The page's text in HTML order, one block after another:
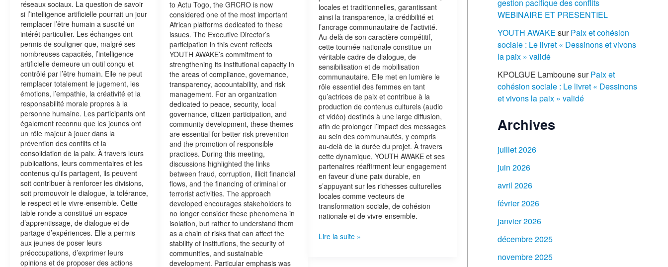
réseaux sociaux. La question de savoir
si l’intelligence artificielle pourrait un jour
remplacer l’être humain a suscité un
intérêt particulier. Les échanges ont
permis de souligner que, malgré ses
nombreuses capacités, l’intelligence
artificielle demeure un outil conçu et
contrôlé par l’être humain. Elle ne peut
remplacer totalement le jugement, les
émotions, l’empathie, la créativité et la
responsabilité morale propres à la
personne humaine. Les participants ont
également reconnu que les jeunes ont
un rôle majeur à jouer dans la
prévention des conflits et la
consolidation de la paix. À travers leurs
publications, leurs commentaires et les
contenus qu’ils partagent, ils peuvent
soit contribuer à renforcer les divisions,
soit promouvoir le dialogue, la tolérance,
le respect et le vivre-ensemble. Cette
table ronde a constitué un espace
d’apprentissage, de dialogue et de
partage d’expériences. Elle a permis
aux jeunes de poser leurs
préoccupations, d’exprimer leurs
opinions et de proposer des actions
to Actu Togo, the GRCRO is now
considered one of the most important
African platforms dedicated to these
issues. The Executive Director’s
participation in this event reflects
YOUTH AWAKE’s commitment to
strengthening its institutional capacity in
the areas of compliance, governance,
transparency, accountability, and risk
management. For an organization
dedicated to peace, security, local
governance, citizen participation, and
community development, these themes
are essential for better risk prevention
and the promotion of responsible
practices. During this meeting,
discussions highlighted the links
between fraud, corruption, illicit financial
flows, and the financing of criminal or
terrorist activities. The approach
developed encourages stakeholders to
no longer consider these phenomena in
isolation, but rather to understand them
as a chain of risks that can affect the
stability of institutions, the security of
communities, and sustainable
development. Particular emphasis was
locales et traditionnelles, garantissant
ainsi la transparence, la crédibilité et
l’ancrage communautaire de l’activité.
Au-delà de son caractère compétitif,
cette tournée nationale constitue un
véritable cadre de dialogue, de
sensibilisation et de mobilisation
communautaire. Elle met en lumière le
rôle essentiel des femmes en tant
qu’actrices de paix et contribue à la
production de contenus culturels (audio
et vidéo) destinés à une large diffusion,
afin de prolonger l’impact des messages
au sein des communautés, y compris
au-delà de la durée du projet. À travers
cette dynamique, YOUTH AWAKE et ses
partenaires réaffirment leur engagement
en faveur d’une paix durable, en
s’appuyant sur les richesses culturelles
locales comme vecteurs de
transformation sociale, de cohésion
nationale et de vivre-ensemble.
Lire la suite »
gestion pacifique des conflits
WEBINAIRE ET PRESENTIEL
YOUTH AWAKE surPaix et cohésion
sociale : Le livret « Dessinons et vivons
la paix » validé
KPOLGUE LambounesurPaix et
cohésion sociale : Le livret « Dessinons
et vivons la paix » validé
Archives
juillet 2026
juin 2026
avril 2026
février 2026
janvier 2026
décembre 2025
novembre 2025